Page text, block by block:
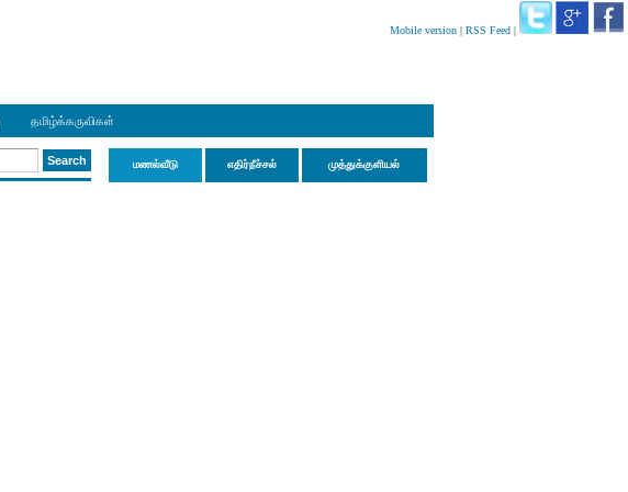
Mobile version | RSS Feed |
தமிழ்க்கருவிகள்
மணல்வீடு எதிர்நீச்சல் முத்துக்குளியல்